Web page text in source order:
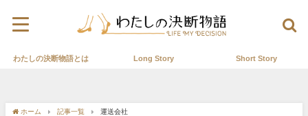
わたしの決断物語とは Long Story Short Story
ホーム 記事一覧 運送会社